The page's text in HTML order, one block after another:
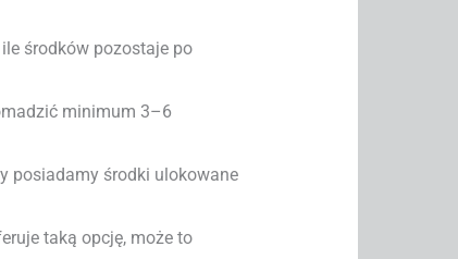
środków pozostaje po
minimum 3–6
posiadamy środki ulokowane
taką opcję, może to